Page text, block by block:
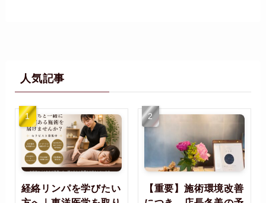
人気記事
経絡リンパを学びたい
【重要】施術環境改善